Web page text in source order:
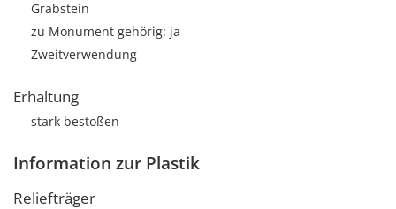
Grabstein
zu Monument gehörig: ja
Zweitverwendung
Erhaltung
stark bestoßen
Information zur Plastik
Reliefträger